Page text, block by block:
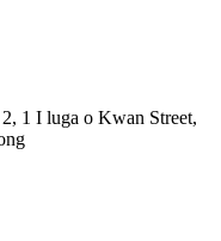
1 I luga o Kwan Street,